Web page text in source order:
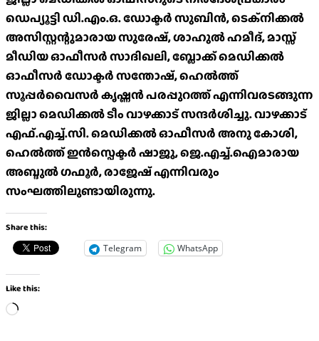
ഡെപ്യൂട്ടി ഡി.എം.ഒ. ഡോക്ടർ സുബിൻ, ടെക്നിക്കൽ
അസിസ്റ്റന്റുമാരായ സുരേഷ്, ശാഹുൽ ഹമീദ്, മാസ്സ്
മീഡിയ ഓഫീസർ സാദിഖലി, ബ്ലോക്ക് മെഡിക്കൽ
ഓഫീസർ ഡോക്ടർ സന്തോഷ്, ഹെൽത്ത്
സൂപ്പർവൈസർ കൃഷ്ണൻ പരപ്പുറത്ത് എന്നിവരടങ്ങുന്ന
ജില്ലാ മെഡിക്കൽ ടീം വാഴക്കാട് സന്ദർശിച്ചു. വാഴക്കാട്
എഫ്.എച്ച്.സി. മെഡിക്കൽ ഓഫീസർ അനു കോശി,
ഹെൽത്ത് ഇൻസ്പെക്ടർ ഷാജു, ജെ.എച്ച്.ഐമാരായ
അബ്ദുൽ ഗഫൂർ, രാജേഷ് എന്നിവരും
സംഘത്തിലുണ്ടായിരുന്നു.
Share this:
Telegram WhatsApp
Like this:
Loading…